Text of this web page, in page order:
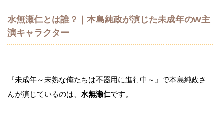
水無瀬仁とは誰？｜本島純政が演じた未成年のW主
演キャラクター
『未成年～未熟な俺たちは不器用に進行中～』で本島純政さ
んが演じているのは、 水無瀬仁です。